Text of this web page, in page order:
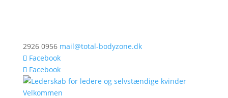
2926 0956 mail@total-bodyzone.dk
Facebook
Facebook
Velkommen